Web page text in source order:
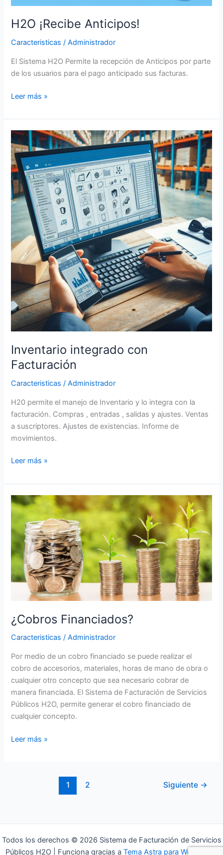
H2O ¡Recibe Anticipos!
Caracteristicas /Administrador
El Sistema H2O Permite la recepción de Anticipos por parte
de los usuarios para el pago anticipado sus facturas.
Leer más »
Inventario integrado con
Facturación
Caracteristicas /Administrador
H20 permite el manejo de Inventario y lo integra con la
facturación. Compras , entradas , salidas y ajustes. Ventas
a suscriptores. Ajustes de existencias. Informe de
movimientos.
Inventario
integrado
con
Facturación
Leer más »
¿Cobros Financiados?
Caracteristicas /Administrador
Por medio de un cobro financiado se puede realizar el
cobro de accesorios, materiales, horas de mano de obra o
cualquier otro concepto que sea necesario cobrar de
manera financiada. El Sistema de Facturación de Servicios
Públicos H2O, permite generar el cobro financiado de
cualquier concepto.
¿Cobros
Financiados?
Leer más »
1 2 Siguiente →
Todos los derechos © 2026 Sistema de Facturación de Servicios
Públicos H2O | Funciona gracias a Tema Astra para WordPress